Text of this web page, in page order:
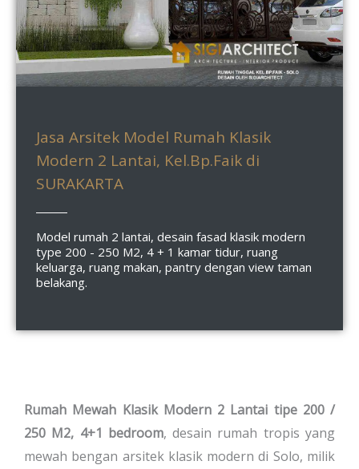
Jasa Arsitek Model Rumah Klasik
Modern 2 Lantai, Kel.Bp.Faik di
SURAKARTA
Model rumah 2 lantai, desain fasad klasik modern
type 200 - 250 M2, 4 + 1 kamar tidur, ruang
keluarga, ruang makan, pantry dengan view taman
belakang.
Rumah Mewah Klasik Modern 2 Lantai tipe 200 /
250 M2, 4+1 bedroom, desain rumah tropis yang
mewah bengan arsitek klasik modern di Solo, milik